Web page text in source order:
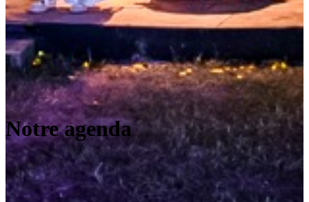
Notre agenda